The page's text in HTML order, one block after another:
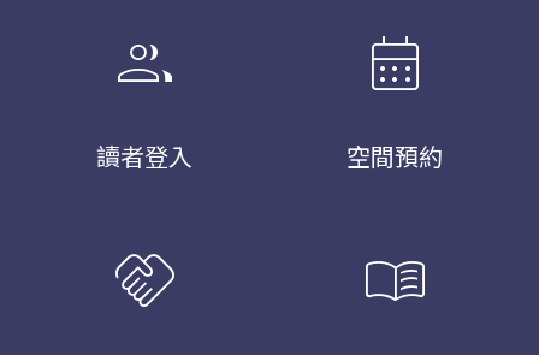
group
讀者登入
calendar_month
空間預約
handshake menu_book